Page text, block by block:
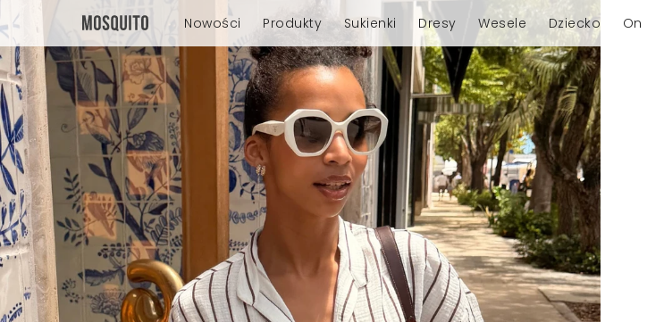
Nowości Produkty Sukienki Dresy Wesele Dziecko On